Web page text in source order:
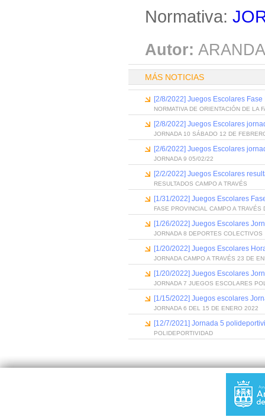
Normativa:
Autor:
MÁS NOTICIAS
[2/8/2022] Juegos Escolares
NORMATIVA DE ORIENTACIÓN DE LA
[2/8/2022] Juegos Escolares
JORNADA 10 SÁBADO 12 DE
[2/6/2022] Juegos Escolares
JORNADA 9 05/02/22
[2/2/2022] Juegos Escolares
RESULTADOS CAMPO A TRAVÉS
[1/31/2022] Juegos Escolares
FASE PROVINCIAL CAMPO A
[1/26/2022] Juegos Escolares
JORNADA 8 DEPORTES COLECTIVOS
[1/20/2022] Juegos Escolares
JORNADA CAMPO A TRAVÉS 23 DE
[1/20/2022] Juegos Escolares
JORNADA 7 JUEGOS ESCOLARES
[1/15/2022] Juegos escolares
JORNADA 6 DEL 15 DE ENERO 2022
[12/7/2021] Jornada 5
POLIDEPORTIVIDAD